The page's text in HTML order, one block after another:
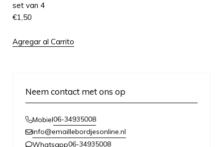
set van 4
€1,50
Agregar al Carrito
Neem contact met ons op
Mobiel06-34935008
info@emaillebordjesonline.nl
Whatsapp06-34935008